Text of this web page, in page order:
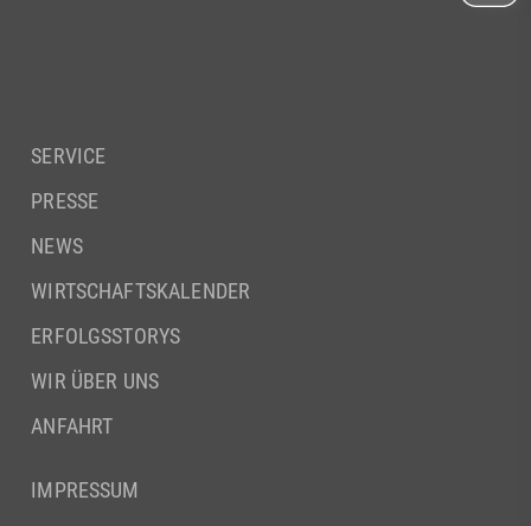
SERVICE
PRESSE
NEWS
WIRTSCHAFTSKALENDER
ERFOLGSSTORYS
WIR ÜBER UNS
ANFAHRT
IMPRESSUM